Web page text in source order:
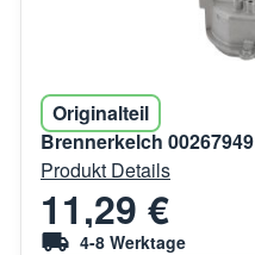
Originalteil
Brennerkelch 00267949
Produkt Details
11,29 €
4-8 Werktage